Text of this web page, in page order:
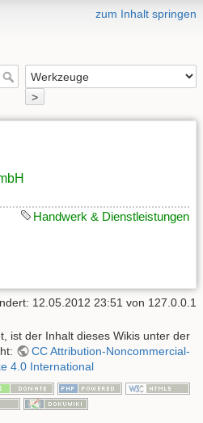
zum Inhalt springen
>
Handwerk & Dienstleistungen
12.05.2012 23:51 von 127.0.0.1
ist der Inhalt dieses Wikis unter der
CC Attribution-Noncommercial-
4.0 International